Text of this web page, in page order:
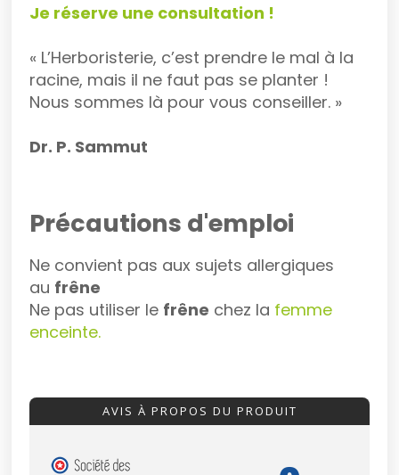
Je réserve une consultation !
« L’Herboristerie, c’est prendre le mal à la
racine, mais il ne faut pas se planter !
Nous sommes là pour vous conseiller. »
Dr. P. Sammut
Précautions d'emploi
Ne convient pas aux sujets allergiques
au frêne
Ne pas utiliser le frêne chez la femme
enceinte.
AVIS À PROPOS DU PRODUIT